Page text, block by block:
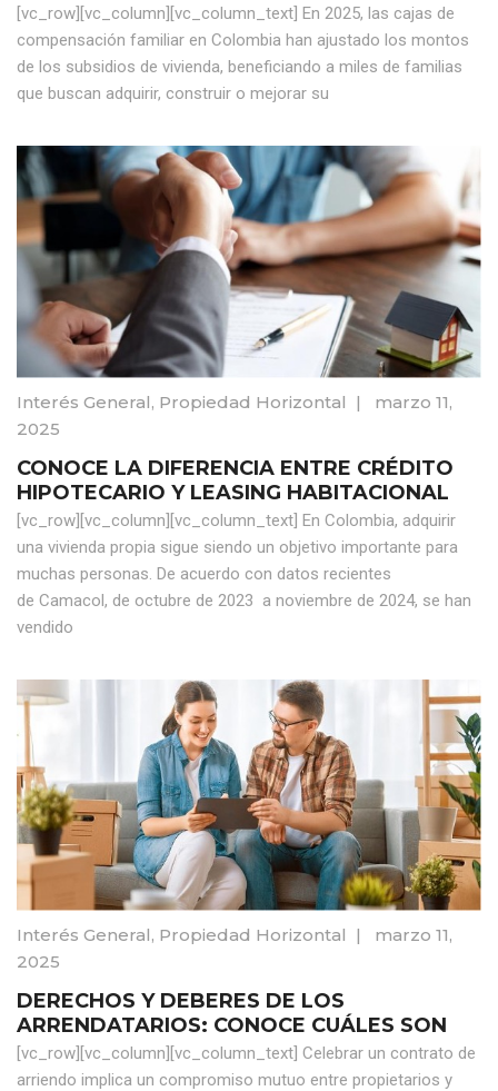
[vc_row][vc_column][vc_column_text] En 2025, las cajas de
compensación familiar en Colombia han ajustado los montos
de los subsidios de vivienda, beneficiando a miles de familias
que buscan adquirir, construir o mejorar su
Interés General, Propiedad Horizontal | marzo 11,
2025
CONOCE LA DIFERENCIA ENTRE CRÉDITO
HIPOTECARIO Y LEASING HABITACIONAL
[vc_row][vc_column][vc_column_text] En Colombia, adquirir
una vivienda propia sigue siendo un objetivo importante para
muchas personas. De acuerdo con datos recientes
de Camacol, de octubre de 2023 a noviembre de 2024, se han
vendido
Interés General, Propiedad Horizontal | marzo 11,
2025
DERECHOS Y DEBERES DE LOS
ARRENDATARIOS: CONOCE CUÁLES SON
[vc_row][vc_column][vc_column_text] Celebrar un contrato de
arriendo implica un compromiso mutuo entre propietarios y